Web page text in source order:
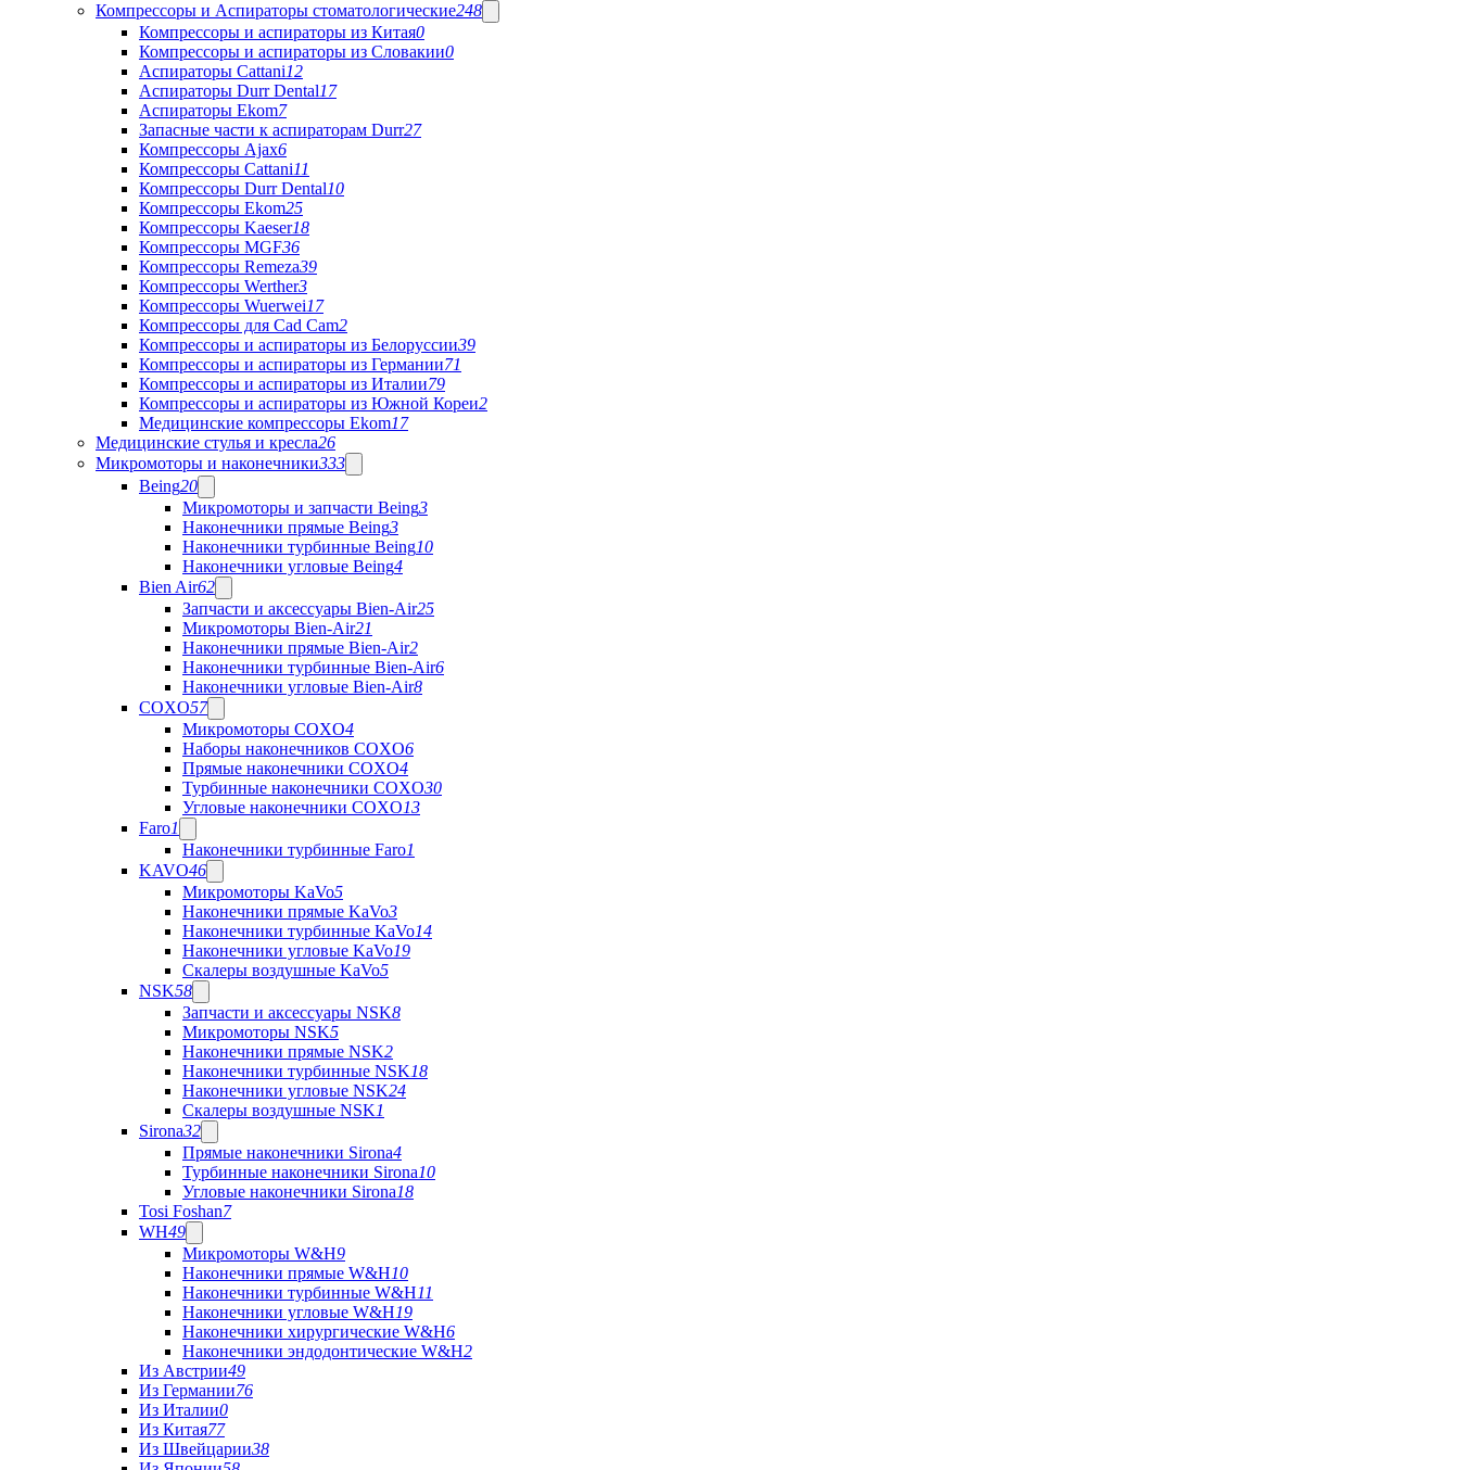
Компрессоры и Аспираторы стоматологические248
Компрессоры и аспираторы из Китая0
Компрессоры и аспираторы из Словакии0
Аспираторы Cattani12
Аспираторы Durr Dental17
Аспираторы Ekom7
Запасные части к аспираторам Durr27
Компрессоры Ajax6
Компрессоры Cattani11
Компрессоры Durr Dental10
Компрессоры Ekom25
Компрессоры Kaeser18
Компрессоры MGF36
Компрессоры Remeza39
Компрессоры Werther3
Компрессоры Wuerwei17
Компрессоры для Cad Cam2
Компрессоры и аспираторы из Белоруссии39
Компрессоры и аспираторы из Германии71
Компрессоры и аспираторы из Италии79
Компрессоры и аспираторы из Южной Кореи2
Медицинские компрессоры Ekom17
Медицинские стулья и кресла26
Микромоторы и наконечники333
Being20
Микромоторы и запчасти Being3
Наконечники прямые Being3
Наконечники турбинные Being10
Наконечники угловые Being4
Bien Air62
Запчасти и аксессуары Bien-Air25
Микромоторы Bien-Air21
Наконечники прямые Bien-Air2
Наконечники турбинные Bien-Air6
Наконечники угловые Bien-Air8
COXO57
Микромоторы COXO4
Наборы наконечников COXO6
Прямые наконечники COXO4
Турбинные наконечники COXO30
Угловые наконечники COXO13
Faro1
Наконечники турбинные Faro1
KAVO46
Микромоторы KaVo5
Наконечники прямые KaVo3
Наконечники турбинные KaVo14
Наконечники угловые KaVo19
Скалеры воздушные KaVo5
NSK58
Запчасти и аксессуары NSK8
Микромоторы NSK5
Наконечники прямые NSK2
Наконечники турбинные NSK18
Наконечники угловые NSK24
Скалеры воздушные NSK1
Sirona32
Прямые наконечники Sirona4
Турбинные наконечники Sirona10
Угловые наконечники Sirona18
Tosi Foshan7
WH49
Микромоторы W&H9
Наконечники прямые W&H10
Наконечники турбинные W&H11
Наконечники угловые W&H19
Наконечники хирургические W&H6
Наконечники эндодонтические W&H2
Из Австрии49
Из Германии76
Из Италии0
Из Китая77
Из Швейцарии38